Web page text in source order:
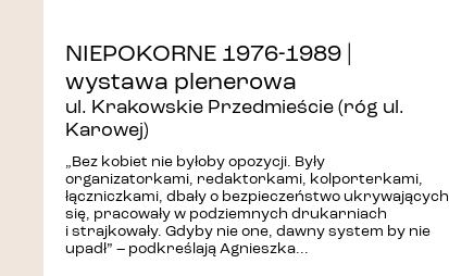
NIEPOKORNE 1976-1989 |
wystawa plenerowa
ul. Krakowskie Przedmieście (róg ul.
Karowej)
„Bez kobiet nie byłoby opozycji. Były
organizatorkami, redaktorkami, kolporterkami,
łączniczkami, dbały o bezpieczeństwo ukrywających
się, pracowały w podziemnych drukarniach
i strajkowały. Gdyby nie one, dawny system by nie
upadł” – podkreślają Agnieszka...